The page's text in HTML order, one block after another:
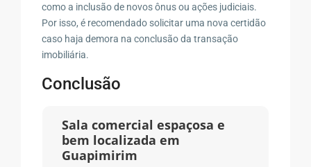
como a inclusão de novos ônus ou ações judiciais.
Por isso, é recomendado solicitar uma nova certidão
caso haja demora na conclusão da transação
imobiliária.
Conclusão
Sala comercial espaçosa e
bem localizada em
Guapimirim